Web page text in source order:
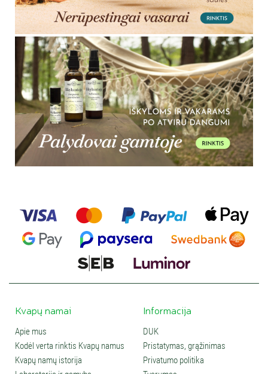
Kvapų namai
Apie mus
Kodėl verta rinktis Kvapų namus
Kvapų namų istorija
Informacija
DUK
Pristatymas, grąžinimas
Privatumo politika